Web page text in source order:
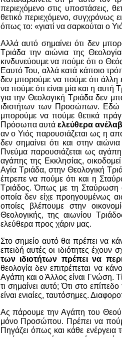
περιεχόμενο στις υποστάσεις,
θετικό περιεχόμενο, συγχρόνως
όπως το: «γιατί να σαρκούται ο
Αλλάαυτό σημαίνει ότι δεν
Τριάδα την αιώνια της
κινδυνεύουμε να πούμε ότι ο
Εαυτό Του, αλλά κατά κάποιο
δεν μπορούμε να πούμε ότι άλλη
να πούμε ότι είναι μία και η αυτή
για την Θεολογική Τριάδα δεν
ιδιοτήτων των Προσώπων. Εδώ
μπορούμε να πούμε θετικά
Πρόσωπα αυτά ελεύθερα
αν ο Υιός παρουσιάζεται ως η
δεν σημαίνει ότι και στην
Πνεύμα παρουσιάζεται ως
αγάπης της Εκκλησίας,
Αγία Τριάδα, στην Θεολογική
έπρεπε να πούμε ότι και η
Τριάδος. Όπως με τη Σταύρωση ο
οποία δεν είχε προηγουμένως
οποίες βλέπουμε στην
Θεολογικής, της αιωνίου
ελεύθερα προς χάριν μας.
Στο σημείο αυτό θα πρέπει να
επειδή αυτές οι ιδιότητες έχουν
των ιδιοτήτων πρέπει να
θεολογία δεν επιτρέπεται να
Αγάπη και ο Άλλος είναι Γνώση.
τι σημαίνει αυτό; Ότι στο επίπεδο
είναι ενιαίες, ταυτόσημες.
Ας πάρουμε την Αγάπη του
μόνο Προσώπου. Πρέπει να
Πηγάζει όπως και κάθε